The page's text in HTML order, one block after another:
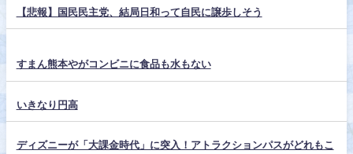
【悲報】国民民主党、結局日和って自民に譲歩しそう
すまん熊本やがコンビニに食品も水もない
いきなり円高
ディズニーが「大課金時代」に突入！アトラクションパスがどれもこ